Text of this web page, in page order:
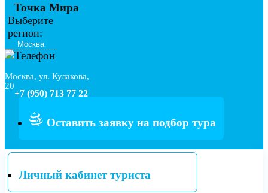
Выберите
регион:
Москва, ул. Кулакова,
20
+7 (950) 713 77 22
Оставить заявку на подбор тура
Личный кабинет туриста